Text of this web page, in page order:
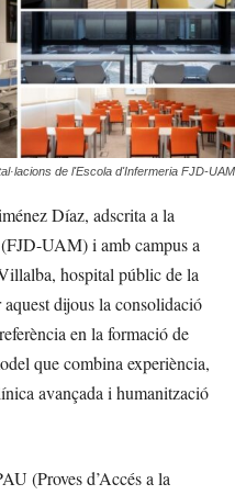
de l'Escola d'Infermeria FJD-UAM
Díaz, adscrita a la
UAM) i amb campus a
hospital públic de la
dijous la consolidació
en la formació de
que combina experiència,
avançada i humanització
(Proves d’Accés a la